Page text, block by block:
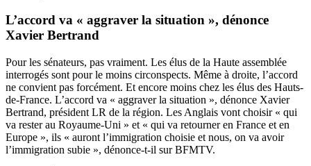
L’accord va « aggraver la situation », dénonce
Xavier Bertrand
Pour les sénateurs, pas vraiment. Les élus de la Haute assemblée
interrogés sont pour le moins circonspects. Même à droite, l’accord
ne convient pas forcément. Et encore moins chez les élus des Hauts-
de-France. L’accord va « aggraver la situation », dénonce Xavier
Bertrand, président LR de la région. Les Anglais vont choisir « qui
va rester au Royaume-Uni » et « qui va retourner en France et en
Europe », ils « auront l’immigration choisie et nous, on va avoir
l’immigration subie », dénonce-t-il sur BFMTV.